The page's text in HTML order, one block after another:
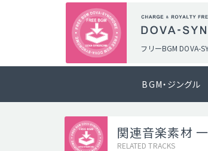
フリーBGM DOVA-
BGM・ジングル
関連音楽素材
RELATED TRACKS